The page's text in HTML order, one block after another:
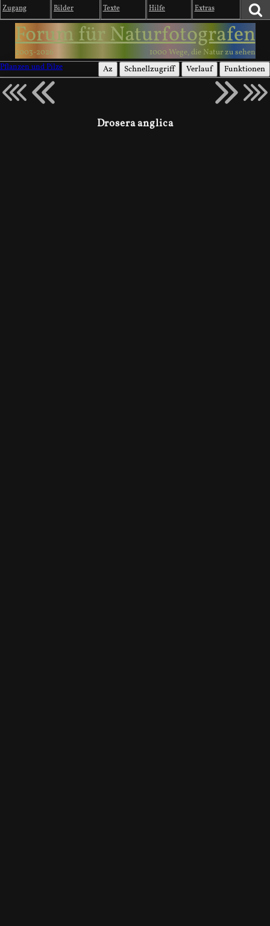
Zugang Bilder Texte Hilfe Extras
Forum für Naturfotografen
2003-2026
1000 Wege, die Natur zu sehen
Pflanzen und Pilze
Az Schnellzugriff Verlauf Funktionen
Drosera anglica